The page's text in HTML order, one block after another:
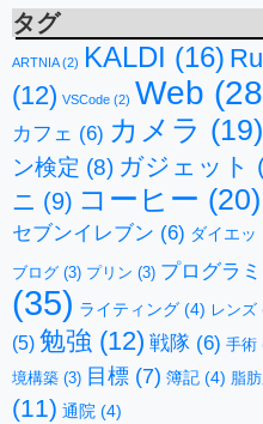
タグ
ARTNIA(2) KALDI (16)
(12) VSCode (2) Web
カフェ (6) カメラ (19)
ン検定 (8) ガジェット
ニ (9) コーヒー (20)
セブンイレブン (6) ダイエッ
ブログ (3) プリン (3) プログラ
(35) ライティング (4) レンズ
(5) 勉強 (12) 戦隊 (6) 手術
境構築 (3) 目標 (7) 簿記 (4) 脂
(11) 通院 (4)